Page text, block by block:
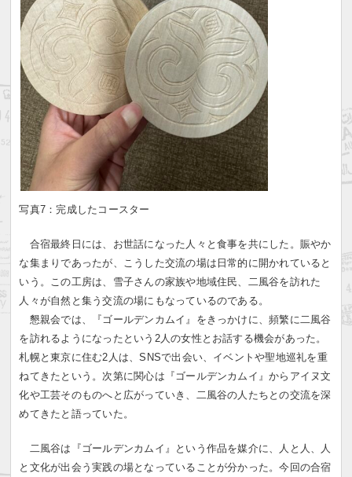
写真7：完成したコースター
合宿最終日には、お世話になった人々と食事を共にした。賑やか
な集まりであったが、こうした交流の場は日常的に開かれていると
いう。この工房は、雪子さんの家族や地域住民、二風谷を訪れた
人々が自然と集う交流の場にもなっているのである。
懇親会では、『ゴールデンカムイ』をきっかけに、頻繁に二風谷
を訪れるようになったという2人の女性とお話する機会があった。
札幌と東京に住む2人は、SNSで出会い、イベントや聖地巡礼を重
ねてきたという。次第に関心は『ゴールデンカムイ』からアイヌ文
化や工芸そのものへと広がっていき、二風谷の人たちとの交流を深
めてきたと語っていた。
二風谷は『ゴールデンカムイ』という作品を媒介に、人と人、人
と文化が出会う実践の場となっていることが分かった。今回の合宿